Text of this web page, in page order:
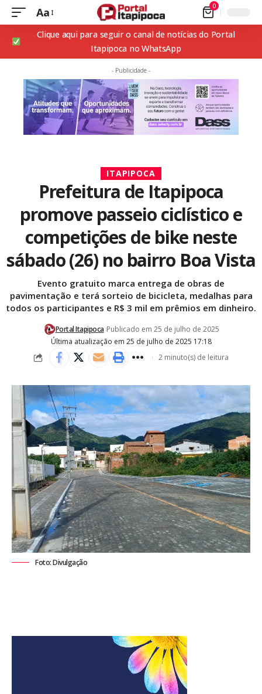
Aa 0
Clique aqui para seguir o canal de notícias do Portal
Itapipoca no WhatsApp
- Publicidade -
ITAPIPOCA
Prefeitura de Itapipoca
promove passeio ciclístico e
competições de bike neste
sábado (26) no bairro Boa Vista
Evento gratuito marca entrega de obras de
pavimentação e terá sorteio de bicicleta, medalhas para
todos os participantes e R$ 3 mil em prêmios em dinheiro.
Última atualização em 25 de julho de 2025 17:18
Portal Itapipoca Publicado em 25 de julho de 2025
2 minuto(s) de leitura
Foto: Divulgação